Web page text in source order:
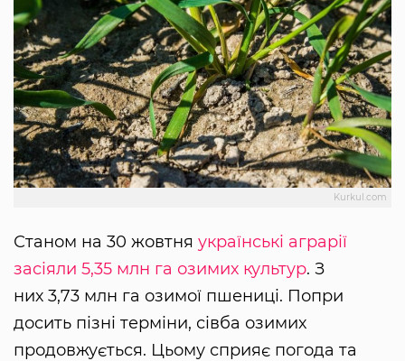
Kurkul.com
Станом на 30 жовтня українські аграрії
засіяли 5,35 млн га озимих культур. З
них 3,73 млн га озимої пшениці. Попри
досить пізні терміни, сівба озимих
продовжується. Цьому сприяє погода та